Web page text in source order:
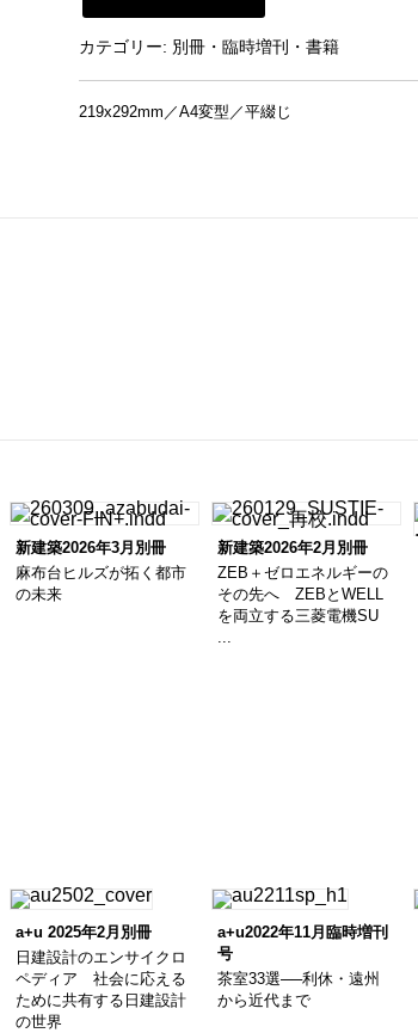
カテゴリー: 別冊・臨時増刊・書籍
219x292mm／A4変型／平綴じ
新建築2026年3月別冊
麻布台ヒルズが拓く都市
の未来
新建築2026年2月別冊
ZEB＋ゼロエネルギーの
その先へ ZEBとWELL
を両立する三菱電機SU
a+u 2025年2月別冊
日建設計のエンサイクロ
ペディア 社会に応える
ために共有する日建設計
の世界
a+u2022年11月臨時増刊
号
茶室33選──利休・遠州
から近代まで